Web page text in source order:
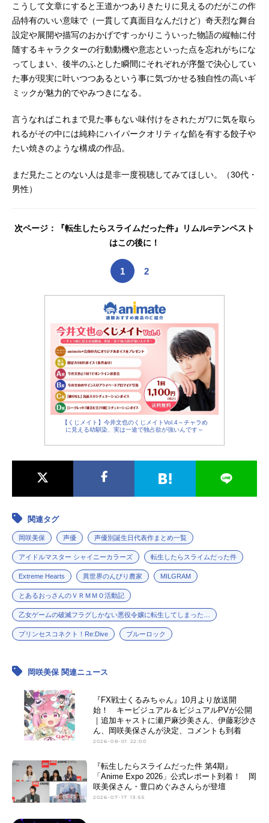
こうして文章にすると王道かつありきたりに見えるのだがこの作
品特有のいい意味で（一貫して真面目なんだけど）奇天烈な舞台
設定や展開や描写のおかげですっかりこういった物語の縦軸に付
随するキャラクターの行動動機や意志といった点を忘れがちにな
ってしまい、後半のふとした瞬間にそれぞれが序盤で決心してい
た事が現実に叶いつつあるという事に気づかせる独自性の高いギ
ミックが魅力的でやみつきになる。
言うなればこれまで見た事もない味付けをされたガワに気を取ら
れるがその中には純粋にハイパークオリティな餡を有する餃子や
たい焼きのような構成の作品。
まだ見たことのない人は是非一度視聴してみてほしい。（30代・
男性）
次ページ：『転生したらスライムだった件』リムル=テンペスト
はこの後に！
1 2
【くじメイト】今井文也のくじメイトVol.4～チャラめ
に見える幼馴染、実は一途で独占欲が強いんです～
関連タグ
岡咲美保 声優 声優別誕生日代表作まとめ一覧
アイドルマスター シャイニーカラーズ 転生したらスライムだった件
Extreme Hearts 異世界のんびり農家 MILGRAM
とあるおっさんのＶＲＭＭＯ活動記
乙女ゲームの破滅フラグしかない悪役令嬢に転生してしまった…
プリンセスコネクト！Re:Dive ブルーロック
岡咲美保 関連ニュース
『FX戦士くるみちゃん』10月より放送開
始！ キービジュアル＆ビジュアルPVが公開
｜追加キャストに瀬戸麻沙美さん、伊藤彩沙さ
ん、岡咲美保さんが決定、コメントも到着
2026-08-01 22:00
『転生したらスライムだった件 第4期』
「Anime Expo 2026」公式レポート到着！ 岡
咲美保さん・豊口めぐみさんらが登壇
2026-07-17 13:55